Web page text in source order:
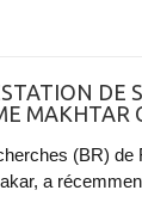
DE
MAKHTAR
(BR)
a